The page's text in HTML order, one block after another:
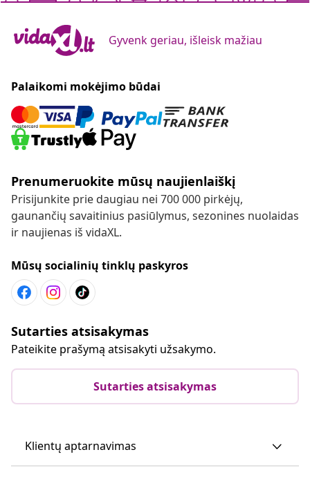
Gyvenk geriau, išleisk mažiau
Palaikomi mokėjimo būdai
Prenumeruokite mūsų naujienlaiškį
Prisijunkite prie daugiau nei 700 000 pirkėjų,
gaunančių savaitinius pasiūlymus, sezonines nuolaidas
ir naujienas iš vidaXL.
Mūsų socialinių tinklų paskyros
Sutarties atsisakymas
Pateikite prašymą atsisakyti užsakymo.
Sutarties atsisakymas
Klientų aptarnavimas